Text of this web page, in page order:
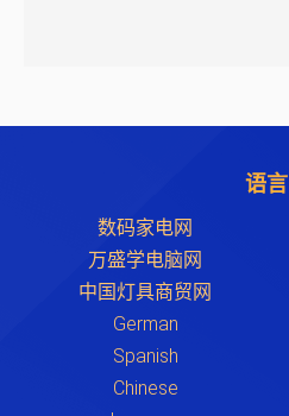
语言
数码家电网
万盛学电脑网
中国灯具商贸网
German
Spanish
Chinese